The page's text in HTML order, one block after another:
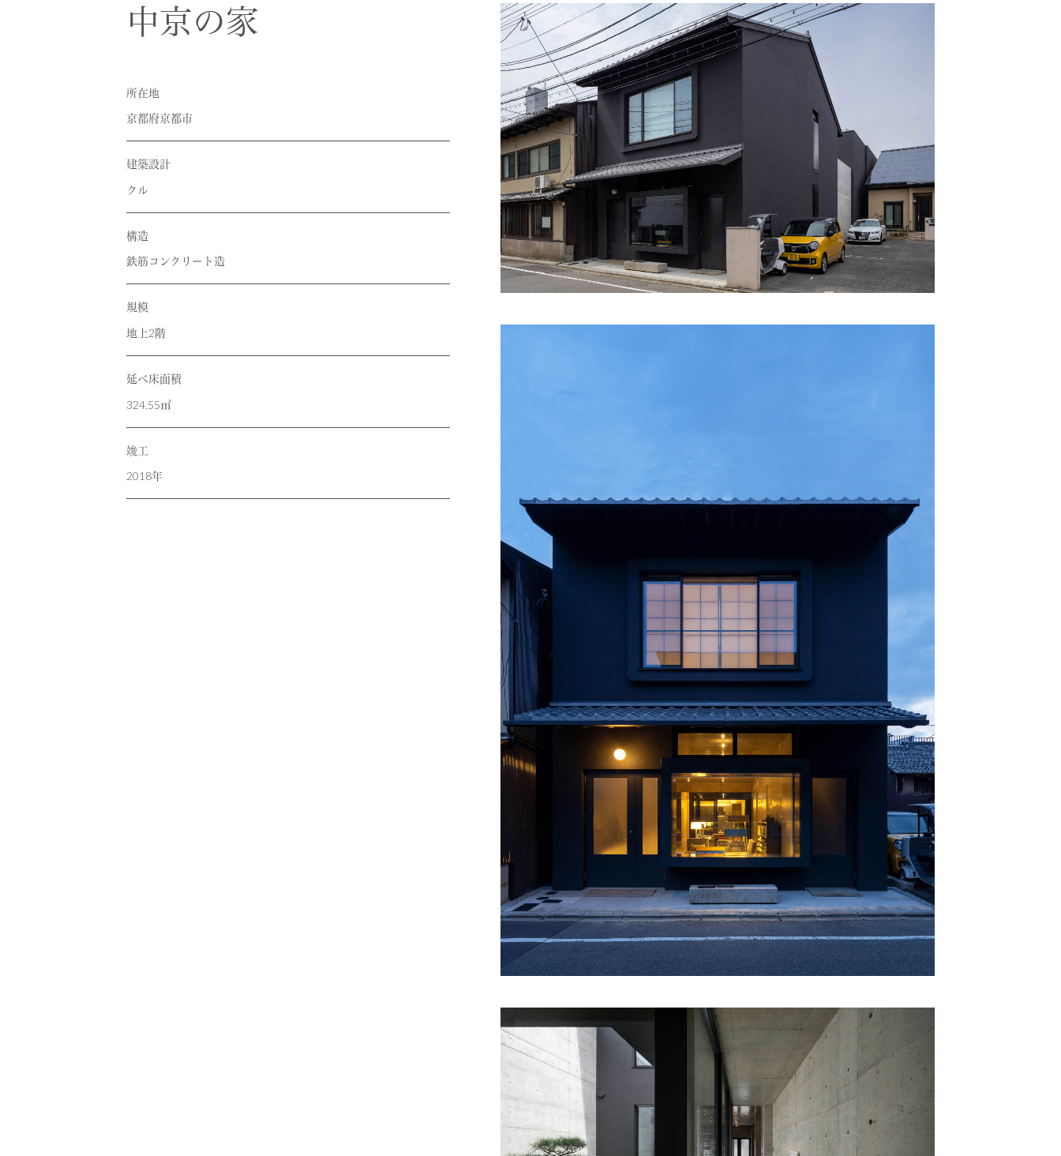
RECRUIT
CONTACT
中京の家
所在地
京都府京都市
建築設計
クル
構造
鉄筋コンクリート造
規模
地上2階
延べ床面積
324.55㎡
竣工
2018年